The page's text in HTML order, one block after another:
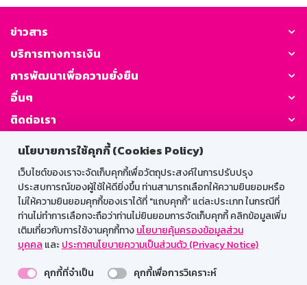
นโยบายการใช้คุกกี้ (Cookies Policy)
เว็บไซต์ของเราจะจัดเก็บคุกกี้เพื่อวัตถุประสงค์ในการปรับปรุง
ประสบการณ์ของผู้ใช้ให้ดียิ่งขึ้น ท่านสามารถเลือกให้ความยินยอมหรือ
ไม่ให้ความยินยอมคุกกี้ของเราได้ที่ "แถบคุกกี้” แต่ละประเภท ในกรณีที่
ท่านไม่ทำการเลือกจะถือว่าท่านไม่ยินยอมการจัดเก็บคุกกี้ คลิกข้อมูลเพิ่ม
เติมเกี่ยวกับการใช้งานคุกกี้ทางนโยบายคุ้มครองข้อมูลส่วน
บุคคล และประกาศนโยบายความเป็นส่วนตัว (Privacy Notice)
คุกกี้ที่จำเป็น
คุกกี้เพื่อการวิเคราะห์
ข่าวสาร
บริการทางการเงิน
การพัฒนาเพื่อความยั่งยืน
อื่นๆ
ติดต่อเรา
GSB Society:
สำหรับพนักงาน
Web HR
GSB Wisdom
M-Search
เข้าสู่ระบบเน็ตเมล